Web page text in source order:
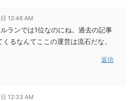
12:46 AM
ランでは1位なのにね。過去の記事
るなんてここの運営は流石だな。
返信
12:33 AM